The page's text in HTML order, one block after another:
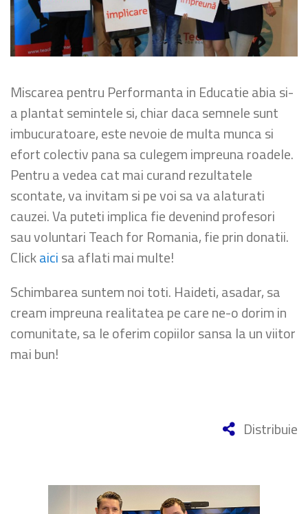
Miscarea pentru Performanta in Educatie abia si-
a plantat semintele si, chiar daca semnele sunt
imbucuratoare, este nevoie de multa munca si
efort colectiv pana sa culegem impreuna roadele.
Pentru a vedea cat mai curand rezultatele
scontate, va invitam si pe voi sa va alaturati
cauzei. Va puteti implica fie devenind profesori
sau voluntari Teach for Romania, fie prin donatii.
Clickaicisa aflati mai multe!
Schimbarea suntem noi toti. Haideti, asadar, sa
cream impreuna realitatea pe care ne-o dorim in
comunitate, sa le oferim copiilor sansa la un viitor
mai bun!
Distribuie